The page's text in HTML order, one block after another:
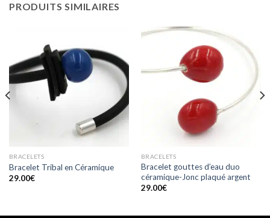
PRODUITS SIMILAIRES
BRACELETS
Bracelet Tribal en Céramique
29.00€
BRACELETS
Bracelet gouttes d’eau duo
céramique-Jonc plaqué argent
29.00€